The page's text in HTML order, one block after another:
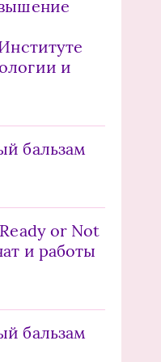
и
бальзам
or Not
и работы
бальзам